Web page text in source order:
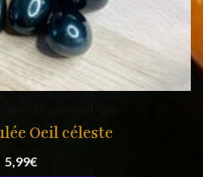
Bien-être énergétique
Oeil céleste
5,99€